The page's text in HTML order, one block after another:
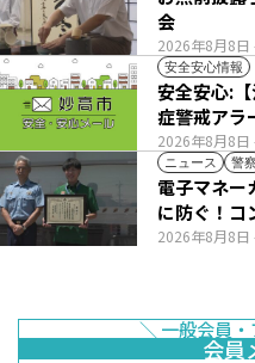
2026年8月8日
会
安全安心情報
2026年8月8日
安全安心:
症警戒アラ
ニュース 警
2026年8月8日
電子マネー
に防ぐ！コ